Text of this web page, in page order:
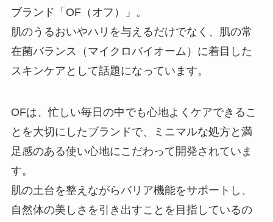
ブランド「OF（オフ）」。
肌のうるおいやハリを与えるだけでなく、肌の常
在菌バランス（マイクロバイオーム）に着目した
スキンケアとして話題になっています。
OFは、忙しい毎日の中でも心地よくケアできるこ
とを大切にしたブランドで、ミニマルな処方と満
足感のある使い心地にこだわって開発されていま
す。
肌の土台を整えながらバリア機能をサポートし、
自然体の美しさを引き出すことを目指しているの